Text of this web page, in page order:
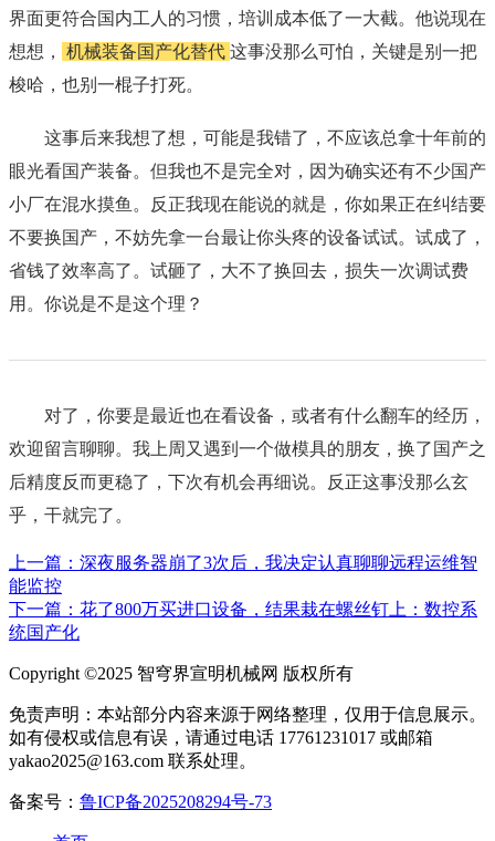
界面更符合国内工人的习惯，培训成本低了一大截。他说现在
想想，
机械装备国产化替代 这事没那么可怕，关键是别一把
梭哈，也别一棍子打死。
这事后来我想了想，可能是我错了，不应该总拿十年前的
眼光看国产装备。但我也不是完全对，因为确实还有不少国产
小厂在混水摸鱼。反正我现在能说的就是，你如果正在纠结要
不要换国产，不妨先拿一台最让你头疼的设备试试。试成了，
省钱了效率高了。试砸了，大不了换回去，损失一次调试费
用。你说是不是这个理？
对了，你要是最近也在看设备，或者有什么翻车的经历，
欢迎留言聊聊。我上周又遇到一个做模具的朋友，换了国产之
后精度反而更稳了，下次有机会再细说。反正这事没那么玄
乎，干就完了。
上一篇：深夜服务器崩了3次后，我决定认真聊聊远程运维智
能监控
下一篇：花了800万买进口设备，结果栽在螺丝钉上：数控系
统国产化
Copyright ©2025 智穹界宣明机械网 版权所有
免责声明：本站部分内容来源于网络整理，仅用于信息展示。
如有侵权或信息有误，请通过电话 17761231017 或邮箱
yakao2025@163.com 联系处理。
备案号： 鲁ICP备2025208294号-73